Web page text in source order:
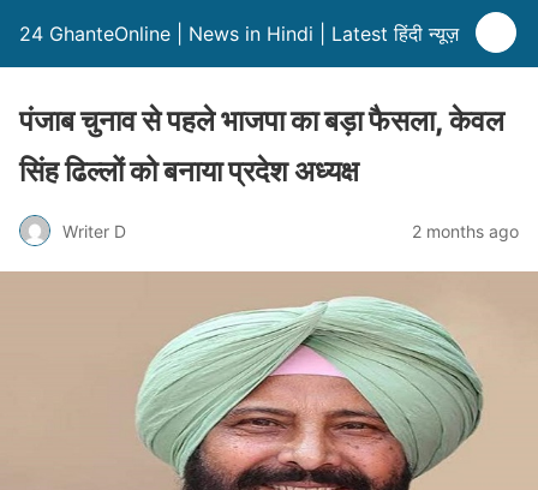
24 GhanteOnline | News in Hindi | Latest हिंदी न्यूज़
पंजाब चुनाव से पहले भाजपा का बड़ा फैसला, केवल
सिंह ढिल्लों को बनाया प्रदेश अध्यक्ष
Writer D 2 months ago